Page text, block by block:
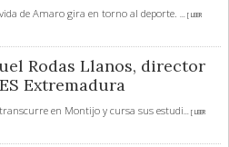
de Amaro gira en torno al deporte. ... [ LEER
Rodas Llanos, director
Extremadura
en Montijo y cursa sus estudi... [ LEER